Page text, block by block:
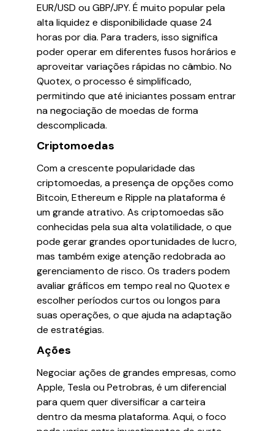
EUR/USD ou GBP/JPY. É muito popular pela
alta liquidez e disponibilidade quase 24
horas por dia. Para traders, isso significa
poder operar em diferentes fusos horários e
aproveitar variações rápidas no câmbio. No
Quotex, o processo é simplificado,
permitindo que até iniciantes possam entrar
na negociação de moedas de forma
descomplicada.
Criptomoedas
Com a crescente popularidade das
criptomoedas, a presença de opções como
Bitcoin, Ethereum e Ripple na plataforma é
um grande atrativo. As criptomoedas são
conhecidas pela sua alta volatilidade, o que
pode gerar grandes oportunidades de lucro,
mas também exige atenção redobrada ao
gerenciamento de risco. Os traders podem
avaliar gráficos em tempo real no Quotex e
escolher períodos curtos ou longos para
suas operações, o que ajuda na adaptação
de estratégias.
Ações
Negociar ações de grandes empresas, como
Apple, Tesla ou Petrobras, é um diferencial
para quem quer diversificar a carteira
dentro da mesma plataforma. Aqui, o foco